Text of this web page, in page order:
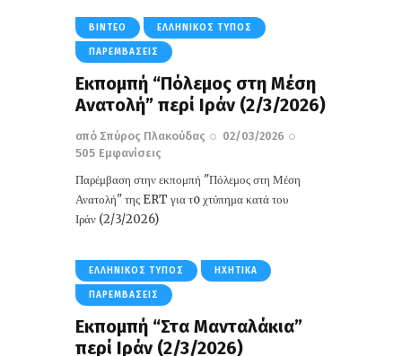
ΒΊΝΤΕΟ ΕΛΛΗΝΙΚΌΣ ΤΎΠΟΣ
ΠΑΡΕΜΒΆΣΕΙΣ
Εκπομπή “Πόλεμος στη Μέση
Ανατολή” περί Ιράν (2/3/2026)
από Σπύρος Πλακούδας
02/03/2026
505 Εμφανίσεις
Παρέμβαση στην εκπομπή "Πόλεμος στη Μέση
Ανατολή" της ERT για τo χτύπημα κατά του
Ιράν (2/3/2026)
ΕΛΛΗΝΙΚΌΣ ΤΎΠΟΣ ΗΧΗΤΙΚΆ
ΠΑΡΕΜΒΆΣΕΙΣ
Εκπομπή “Στα Μανταλάκια”
περί Ιράν (2/3/2026)